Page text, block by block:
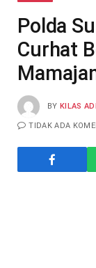
Polda
Curhat
BY KILAS
TIDAK ADA